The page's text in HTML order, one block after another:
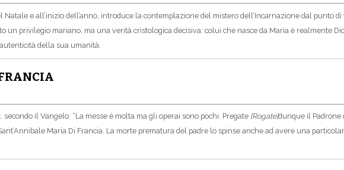
e all’inizio dell’anno, introduce la contemplazione del mistero dell’Incarnazione dal punto
un privilegio mariano, ma una verità cristologica decisiva: colui che nasce da Maria è realmente
della sua umanità.
il Vangelo: “La messe è molta ma gli operai sono pochi. Pregate [Rogate]dunque il Padrone
Maria Di Francia. La morte prematura del padre lo spinse anche ad avere una